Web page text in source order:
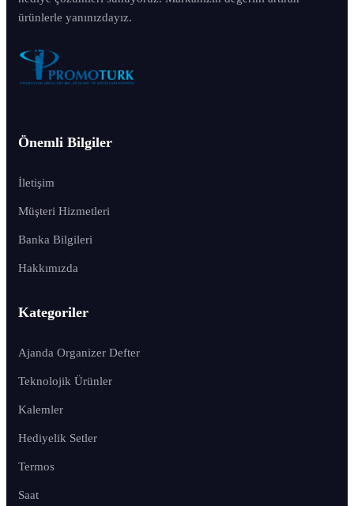
ürünlerle yanınızdayız.
Önemli Bilgiler
İletişim
Müşteri Hizmetleri
Banka Bilgileri
Hakkımızda
Kategoriler
Ajanda Organizer Defter
Teknolojik Ürünler
Kalemler
Hediyelik Setler
Termos
Saat